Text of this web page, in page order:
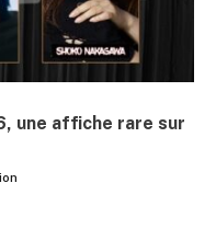
une affiche rare sur